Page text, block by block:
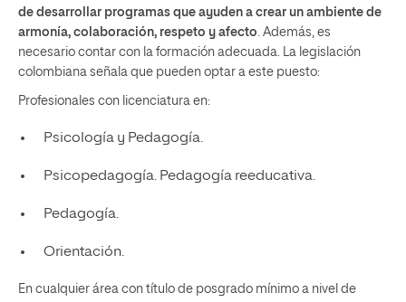
de desarrollar programas que ayuden a crear un ambiente de
armonía, colaboración, respeto y afecto. Además, es
necesario contar con la formación adecuada. La legislación
colombiana señala que pueden optar a este puesto:
Profesionales con licenciatura en:
Psicología y Pedagogía.
Psicopedagogía. Pedagogía reeducativa.
Pedagogía.
Orientación.
En cualquier área con título de posgrado mínimo a nivel de